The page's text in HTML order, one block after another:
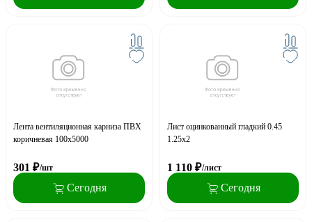
Лента вентиляционная карниза ПВХ
коричневая 100х5000
301 ₽/шт
Сегодня
Лист оцинкованный гладкий 0.45
1.25x2
1 110 ₽/лист
Сегодня